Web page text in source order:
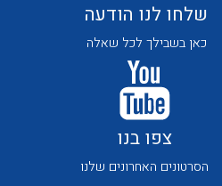
לכל מוצרי היצרן
שלחו לנו הודעה
כאן בשבילך לכל שאלה
צפו בנו
הסרטונים האחרונים שלנו